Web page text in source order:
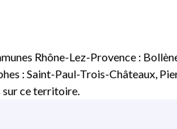
Rhône-Lez-Provence :
: Saint-Paul-Trois-Châteaux,
sur ce territoire.